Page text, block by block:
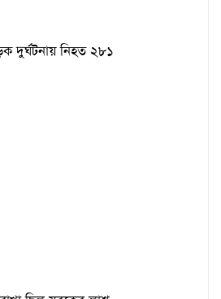
দুর্ঘটনায় নিহত ২৮১